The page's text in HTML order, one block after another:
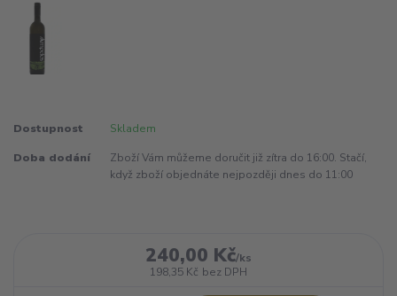
Dostupnost Skladem
Doba dodání
Zboží Vám můžeme doručit již zítra do 16:00. Stačí,
když zboží objednáte nejpozději dnes do 11:00
240,00 Kč/ks
198,35 Kč bez DPH